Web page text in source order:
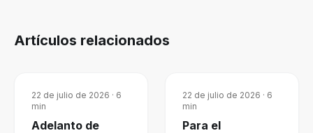
Artículos relacionados
22 de julio de 2026 · 6
min
Adelanto de
22 de julio de 2026 · 6
min
Para el